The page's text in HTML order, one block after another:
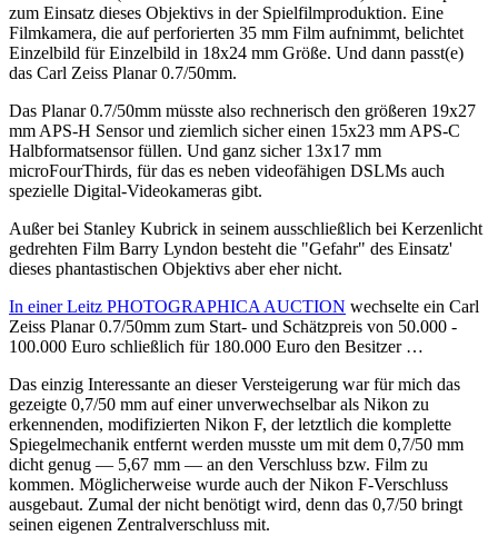
zum Einsatz dieses Objektivs in der Spielfilmproduktion. Eine
Filmkamera, die auf perforierten 35 mm Film aufnimmt, belichtet
Einzelbild für Einzelbild in 18x24 mm Größe. Und dann passt(e)
das Carl Zeiss Planar 0.7/50mm.
Das Planar 0.7/50mm müsste also rechnerisch den größeren 19x27
mm APS-H Sensor und ziemlich sicher einen 15x23 mm APS-C
Halbformatsensor füllen. Und ganz sicher 13x17 mm
microFourThirds, für das es neben videofähigen DSLMs auch
spezielle Digital-Videokameras gibt.
Außer bei Stanley Kubrick in seinem ausschließlich bei Kerzenlicht
gedrehten Film Barry Lyndon besteht die "Gefahr" des Einsatz'
dieses phantastischen Objektivs aber eher nicht.
In einer Leitz PHOTOGRAPHICA AUCTION wechselte ein Carl
Zeiss Planar 0.7/50mm zum Start- und Schätzpreis von 50.000 -
100.000 Euro schließlich für 180.000 Euro den Besitzer …
Das einzig Interessante an dieser Versteigerung war für mich das
gezeigte 0,7/50 mm auf einer unverwechselbar als Nikon zu
erkennenden, modifizierten Nikon F, der letztlich die komplette
Spiegelmechanik entfernt werden musste um mit dem 0,7/50 mm
dicht genug — 5,67 mm — an den Verschluss bzw. Film zu
kommen. Möglicherweise wurde auch der Nikon F-Verschluss
ausgebaut. Zumal der nicht benötigt wird, denn das 0,7/50 bringt
seinen eigenen Zentralverschluss mit.